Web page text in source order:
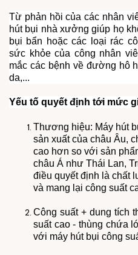
Từ phản hồi của các nhân
hút bụi nhà xưởng giúp họ
bụi bẩn hoặc các loại rác
sức khỏe của công nhân
mắc các bệnh về đường hô
da,...
Yếu tố quyết định tới mức
Thương hiệu: Máy hút
sản xuất của châu Âu,
cao hơn so với sản
châu Á như Thái Lan,
điều quyết định là chất
và mang lại công suất
Công suất + dung tích
suất cao - thùng chứa
với máy hút bụi công